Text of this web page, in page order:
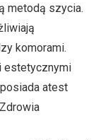
metodą szycia.
komorami.
estetycznymi
atest